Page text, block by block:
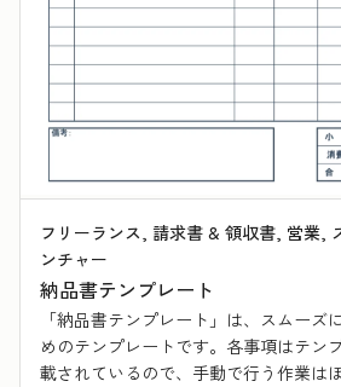
フリーランス, 請求書 & 領収書, 営業,
ンチャー
納品書テンプレート
「納品書テンプレート」は、スムーズ
めのテンプレートです。各事項はテン
載されているので、手動で行う作業は